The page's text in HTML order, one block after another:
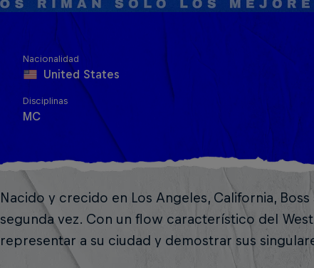
Nacionalidad
United States
Disciplinas
MC
Nacido y crecido en Los Angeles, California,
segunda vez. Con un flow característico del
representar a su ciudad y demostrar sus